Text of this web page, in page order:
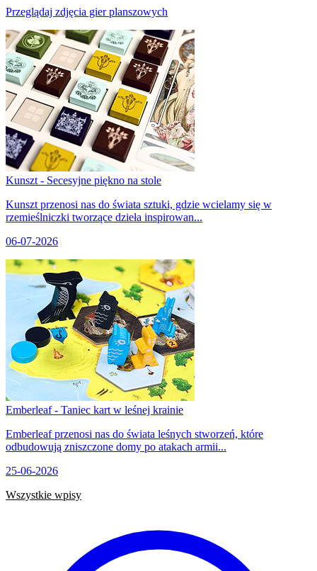
Przeglądaj zdjęcia gier planszowych
Kunszt - Secesyjne piękno na stole
Kunszt przenosi nas do świata sztuki, gdzie wcielamy się w
rzemieślniczki tworzące dzieła inspirowan...
06-07-2026
Emberleaf - Taniec kart w leśnej krainie
Emberleaf przenosi nas do świata leśnych stworzeń, które
odbudowują zniszczone domy po atakach armii...
25-06-2026
Wszystkie wpisy